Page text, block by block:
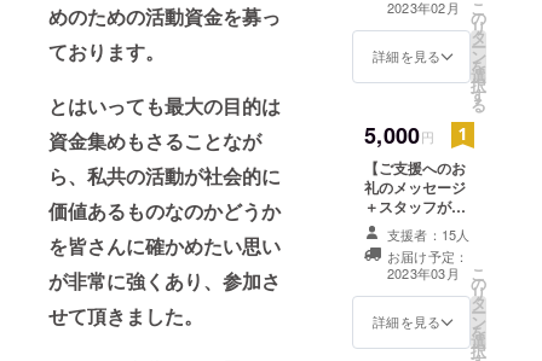
めのための活動資金を募っ
ております。
とはいっても最大の目的は
資金集めもさることなが
ら、私共の活動が社会的に
価値あるものなのかどうか
を皆さんに確かめたい思い
が非常に強くあり、参加さ
せて頂きました。
ものな
のかど
うかを
強くあ
す。
本当は
いろん
なご意
見を頂
ければ
嬉しい
が、わ
ざわざ
込みのメッセー
ジを、DIYの家
からeメールにて
2023年02月
詳細を見る
こ
の
リ
タ
ー
ン
を
選
択
す
る
5,000円
【ご支援へのお
礼のメッセージ
＋スタッフが作
成した木工作品
（コース
ター）】 ご支援
いただいたお礼
や、これからの
活動に対しての
支援者：15人
お届け予定：
2023年03月
詳細を見る
こ
の
リ
タ
ー
ン
を
選
択